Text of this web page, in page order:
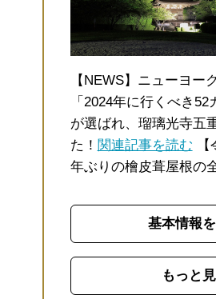
【NEWS】ニューヨー
「2024年に行くべき52
が選ばれ、瑠璃光寺五
た！ 関連記事を読む
年ぶりの檜皮葺屋根の
がご覧いただけます。
のwebサイトをご覧くだ
せ】駐車場情報(大型バ
本三名塔のひとつに数
基本情報
もっと